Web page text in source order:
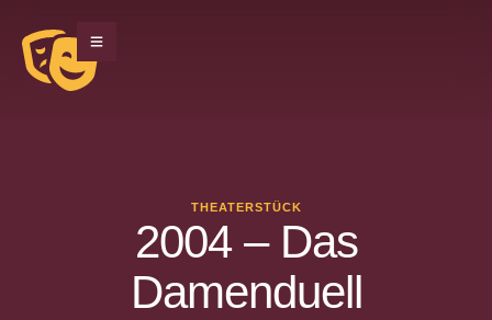
THEATERSTÜCK
2004 – Das
Damenduell